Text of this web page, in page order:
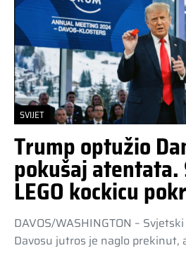
SVIJET
Trump optužio
pokušaj atentata.
LEGO kockicu
DAVOS/WASHINGTON –
Davosu jutros je naglo prekinut,